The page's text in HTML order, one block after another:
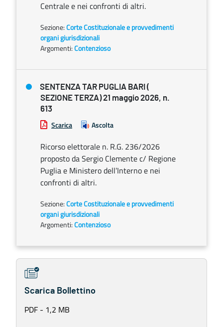
Centrale e nei confronti di altri.
Sezione:Corte Costituzionale e provvedimenti
organi giurisdizionali
Argomenti:Contenzioso
SENTENZA TAR PUGLIA BARI (
SEZIONE TERZA) 21 maggio 2026, n.
613
Scarica Ascolta
Ricorso elettorale n. R.G. 236/2026
proposto da Sergio Clemente c/ Regione
Puglia e Ministero dell’Interno e nei
confronti di altri.
Sezione:Corte Costituzionale e provvedimenti
organi giurisdizionali
Argomenti:Contenzioso
Scarica Bollettino
PDF - 1,2 MB